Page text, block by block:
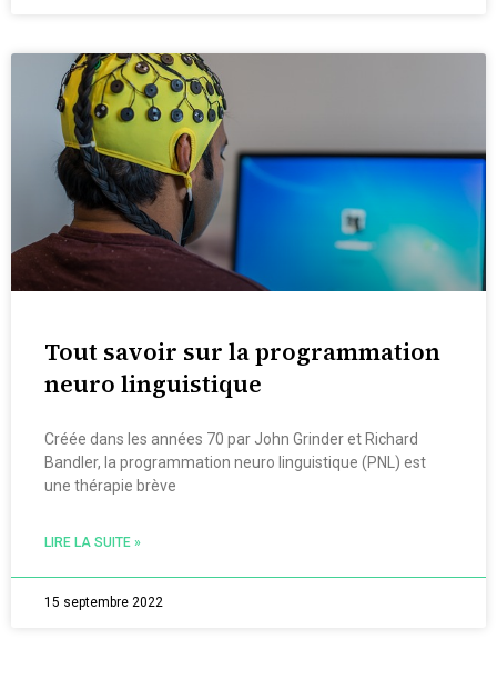
Tout savoir sur la programmation
neuro linguistique
Créée dans les années 70 par John Grinder et Richard
Bandler, la programmation neuro linguistique (PNL) est
une thérapie brève
LIRE LA SUITE »
15 septembre 2022